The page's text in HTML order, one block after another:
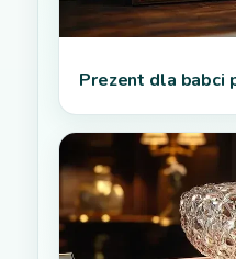
Prezent dla babci